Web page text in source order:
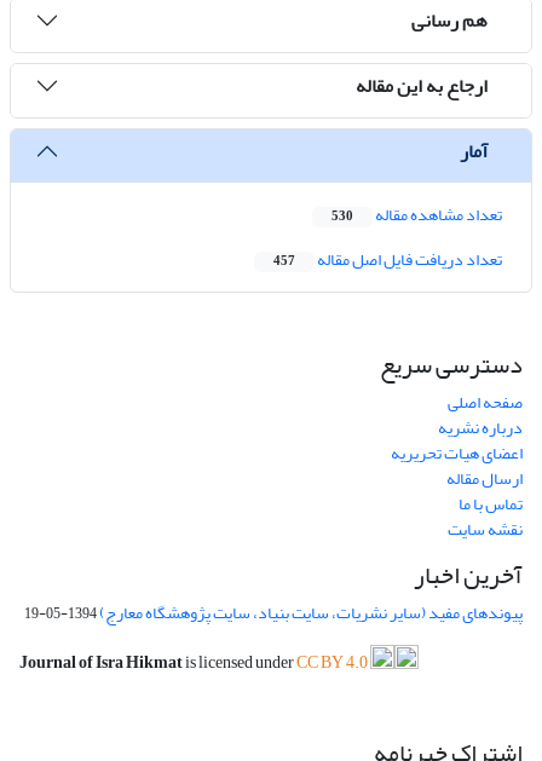
هم رسانی
ارجاع به این مقاله
آمار
تعداد مشاهده مقاله 530
تعداد دریافت فایل اصل مقاله 457
دسترسی سریع
صفحه اصلی
درباره نشریه
اعضای هیات تحریریه
ارسال مقاله
تماس با ما
نقشه سایت
آخرین اخبار
پیوندهای مفید (سایر نشریات، سایت بنیاد، سایت پژوهشگاه معارج)1394-05-19
Journal of Isra Hikmatis licensed underCC BY 4.0